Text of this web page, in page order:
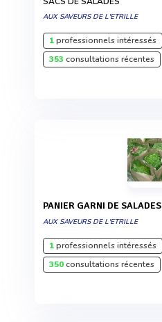
AUX SAVEURS DE L'ETRILLE
1professionnels intéressés
353 consultations récentes
PANIER GARNI DE SALADES
AUX SAVEURS DE L'ETRILLE
1professionnels intéressés
350consultations récentes